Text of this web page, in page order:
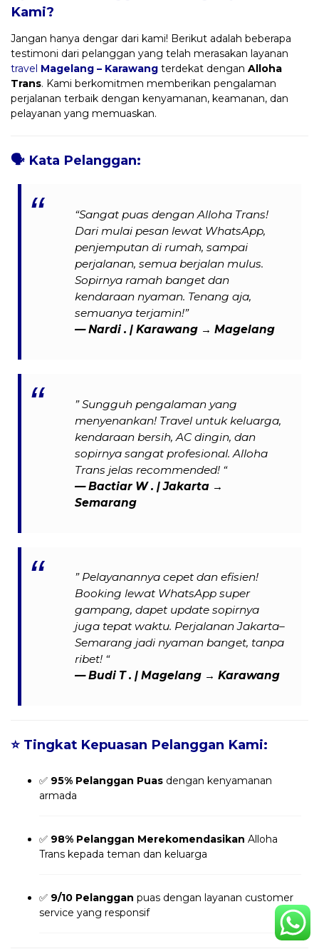
Kami?
Jangan hanya dengar dari kami! Berikut adalah beberapa
testimoni dari pelanggan yang telah merasakan layanan
travel Magelang – Karawang terdekat dengan Alloha
Trans. Kami berkomitmen memberikan pengalaman
perjalanan terbaik dengan kenyamanan, keamanan, dan
pelayanan yang memuaskan.
🗣️ Kata Pelanggan:
“Sangat puas dengan Alloha Trans!
Dari mulai pesan lewat WhatsApp,
penjemputan di rumah, sampai
perjalanan, semua berjalan mulus.
Sopirnya ramah banget dan
kendaraan nyaman. Tenang aja,
semuanya terjamin!”
— Nardi . | Karawang → Magelang
” Sungguh pengalaman yang
menyenankan! Travel untuk keluarga,
kendaraan bersih, AC dingin, dan
sopirnya sangat profesional. Alloha
Trans jelas recommended! “
— Bactiar W . | Jakarta →
Semarang
” Pelayanannya cepet dan efisien!
Booking lewat WhatsApp super
gampang, dapet update sopirnya
juga tepat waktu. Perjalanan Jakarta–
Semarang jadi nyaman banget, tanpa
ribet! “
—Budi T . | Magelang → Karawang
⭐ Tingkat Kepuasan Pelanggan Kami:
✅ 95% Pelanggan Puas dengan kenyamanan
armada
✅ 98% Pelanggan Merekomendasikan Alloha
Trans kepada teman dan keluarga
✅ 9/10 Pelanggan puas dengan layanan customer
service yang responsif